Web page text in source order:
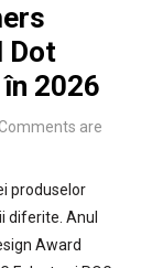
Dot
2026
are
produselor
diferite. Anul
Award